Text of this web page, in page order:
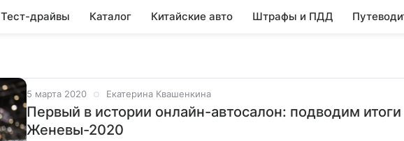
Тест-драйвы Каталог Китайские авто Штрафы и ПДД
5 марта 2020 Екатерина Квашенкина
Первый в истории онлайн-автосалон: подводим итоги
Женевы-2020